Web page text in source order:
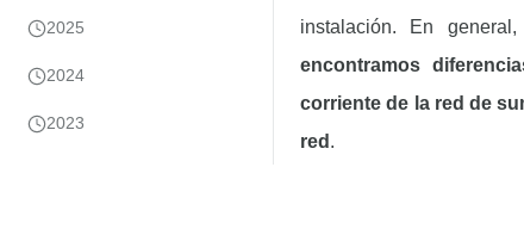
2025
2024
2023
instalación. En
encontramos
corriente de la red de
red .